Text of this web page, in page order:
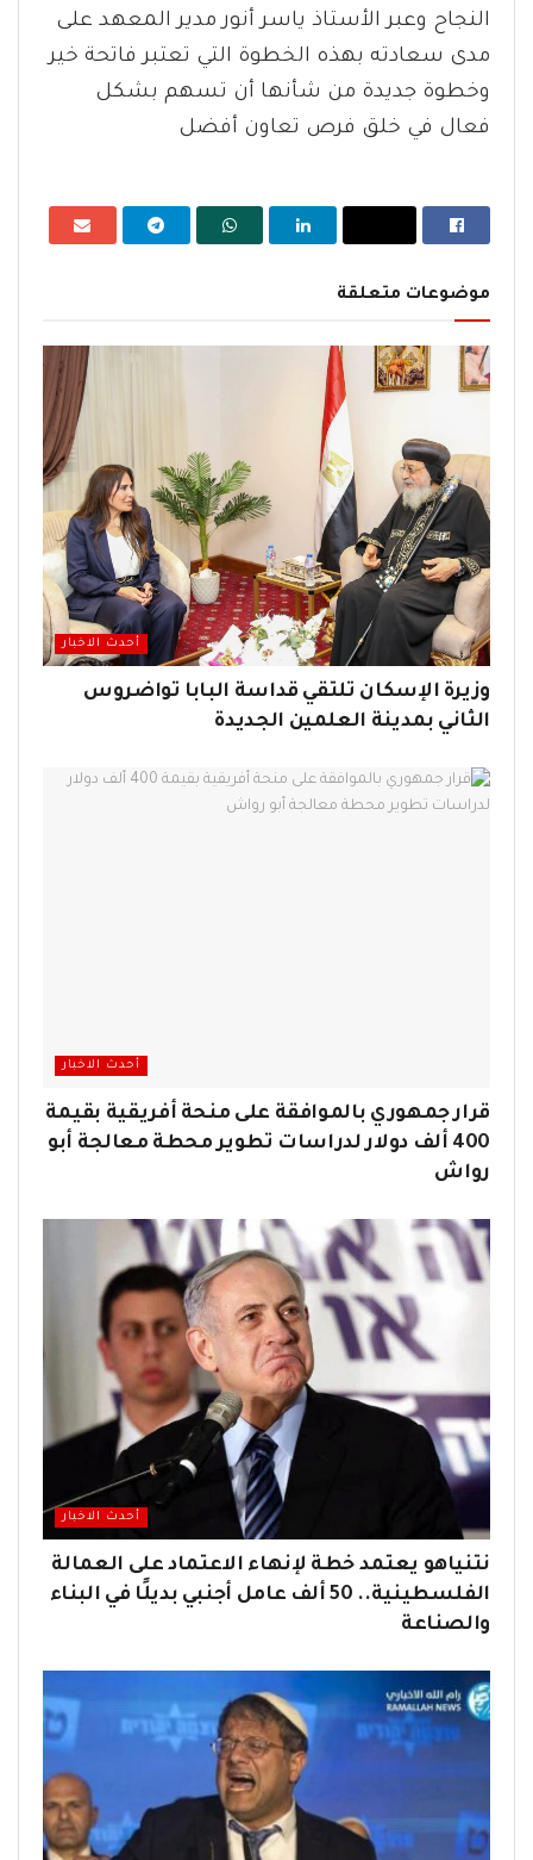
النجاح وعبر الأستاذ ياسر أنور مدير المعهد على
مدى سعادته بهذه الخطوة التي تعتبر فاتحة خير
وخطوة جديدة من شأنها أن تسهم بشكل
فعال في خلق فرص تعاون أفضل
موضوعات متعلقة
أحدث الاخبار
وزيرة الإسكان تلتقي قداسة البابا تواضروس
الثاني بمدينة العلمين الجديدة
أحدث الاخبار
قرار جمهوري بالموافقة على منحة أفريقية بقيمة
400 ألف دولار لدراسات تطوير محطة معالجة أبو
رواش
أحدث الاخبار
نتنياهو يعتمد خطة لإنهاء الاعتماد على العمالة
الفلسطينية.. 50 ألف عامل أجنبي بديلًا في البناء
والصناعة